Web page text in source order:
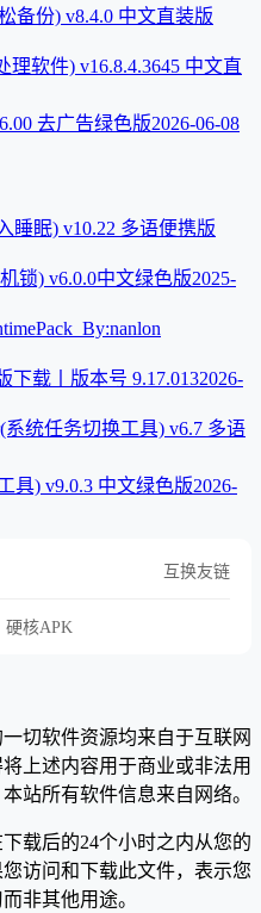
备份) v8.4.0 中文直装版
理软件) v16.8.4.3645 中文直
去广告绿色版2026-06-08
睡眠) v10.22 多语便携版
锁) v6.0.0中文绿色版2025-
下载丨版本号 9.17.0132026-
系统任务切换工具) v6.7 多语
具) v9.0.3 中文绿色版2026-
互换友链
硬核APK
切软件资源均来自于互联网
上述内容用于商业或非法用
站所有软件信息来自网络。
载后的24个小时之内从您的
访问和下载此文件，表示您
非其他用途。